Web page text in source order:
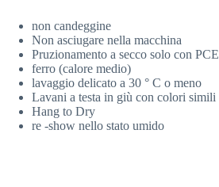
non candeggine
Non asciugare nella macchina
Pruzionamento a secco solo con PCE
ferro (calore medio)
lavaggio delicato a 30 ° C o meno
Lavani a testa in giù con colori simili
Hang to Dry
re -show nello stato umido